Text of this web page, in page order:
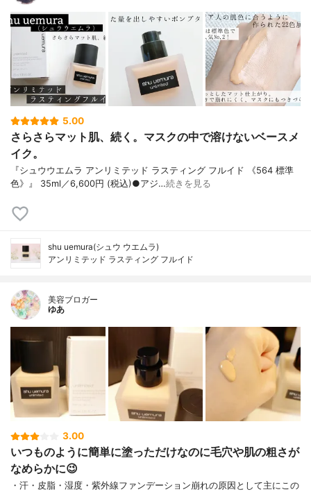
5.00
さらさらマット肌、続く。マスクの中で溶けないベースメ
イク。
『シュウウエムラ アンリミテッド ラスティング フルイド 《564 標準
色》』 35ml／6,600円 (税込)●アジ…続きを見る
shu uemura(シュウ ウエムラ)
アンリミテッド ラスティング フルイド
美容ブロガー
ゆあ
3.00
いつものように簡単に塗っただけなのに毛穴や肌の粗さが
なめらかに😉
・汗・皮脂・湿度・紫外線ファンデーション崩れの原因として主にこの